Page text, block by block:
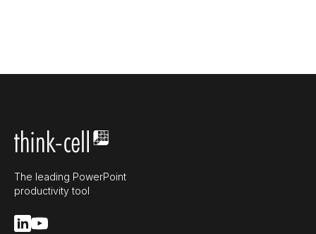
The leading PowerPoint
productivity tool